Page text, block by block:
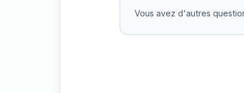
Vous avez d'autres